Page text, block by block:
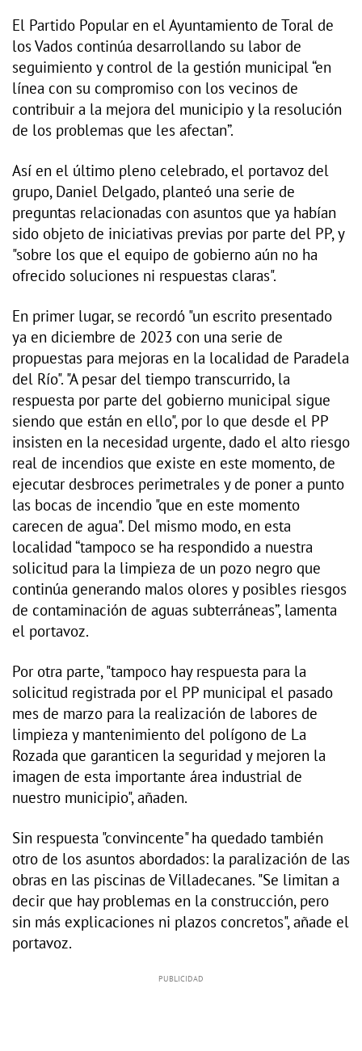
El Partido Popular en el Ayuntamiento de Toral de
los Vados continúa desarrollando su labor de
seguimiento y control de la gestión municipal “en
línea con su compromiso con los vecinos de
contribuir a la mejora del municipio y la resolución
de los problemas que les afectan”.
Así en el último pleno celebrado, el portavoz del
grupo, Daniel Delgado, planteó una serie de
preguntas relacionadas con asuntos que ya habían
sido objeto de iniciativas previas por parte del PP, y
"sobre los que el equipo de gobierno aún no ha
ofrecido soluciones ni respuestas claras".
En primer lugar, se recordó "un escrito presentado
ya en diciembre de 2023 con una serie de
propuestas para mejoras en la localidad de Paradela
del Río". "A pesar del tiempo transcurrido, la
respuesta por parte del gobierno municipal sigue
siendo que están en ello", por lo que desde el PP
insisten en la necesidad urgente, dado el alto riesgo
real de incendios que existe en este momento, de
ejecutar desbroces perimetrales y de poner a punto
las bocas de incendio "que en este momento
carecen de agua". Del mismo modo, en esta
localidad “tampoco se ha respondido a nuestra
solicitud para la limpieza de un pozo negro que
continúa generando malos olores y posibles riesgos
de contaminación de aguas subterráneas”, lamenta
el portavoz.
Por otra parte, "tampoco hay respuesta para la
solicitud registrada por el PP municipal el pasado
mes de marzo para la realización de labores de
limpieza y mantenimiento del polígono de La
Rozada que garanticen la seguridad y mejoren la
imagen de esta importante área industrial de
nuestro municipio", añaden.
Sin respuesta "convincente" ha quedado también
otro de los asuntos abordados: la paralización de las
obras en las piscinas de Villadecanes. "Se limitan a
decir que hay problemas en la construcción, pero
sin más explicaciones ni plazos concretos", añade el
portavoz.